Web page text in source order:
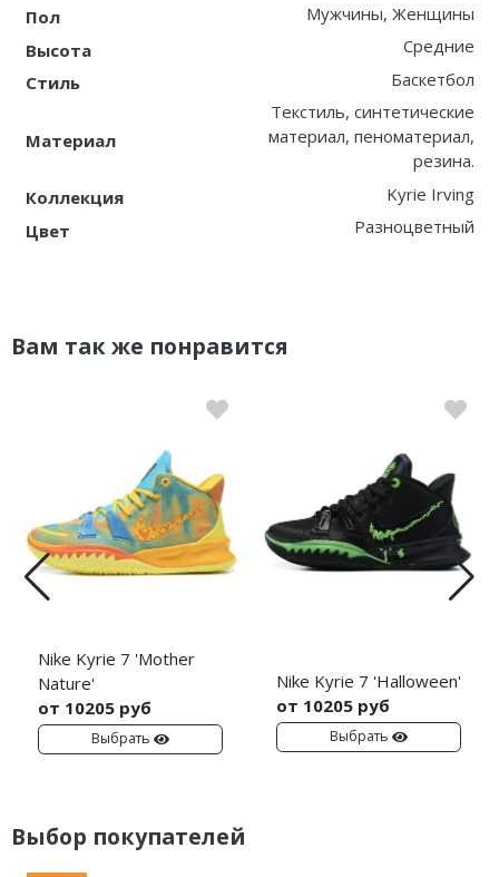
Пол
Мужчины, Женщины
Высота
Средние
Стиль
Баскетбол
Материал
Текстиль, синтетические
материал, пеноматериал,
резина.
Коллекция
Kyrie Irving
Цвет
Разноцветный
Вам так же понравится
Nike Kyrie 7 'Mother
Nature'
от 10205 руб
Выбрать
Nike Kyrie 7 'Halloween'
от 10205 руб
Выбрать
Выбор покупателей